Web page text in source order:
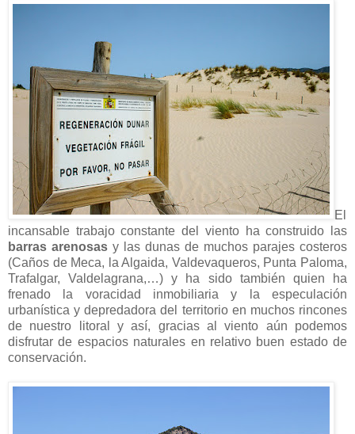
El
incansable trabajo constante del viento ha construido las
barras arenosas y las dunas de muchos parajes costeros
(Caños de Meca, la Algaida, Valdevaqueros, Punta Paloma,
Trafalgar, Valdelagrana,…) y ha sido también quien ha
frenado la voracidad inmobiliaria y la especulación
urbanística y depredadora del territorio en muchos rincones
de nuestro litoral y así, gracias al viento aún podemos
disfrutar de espacios naturales en relativo buen estado de
conservación.